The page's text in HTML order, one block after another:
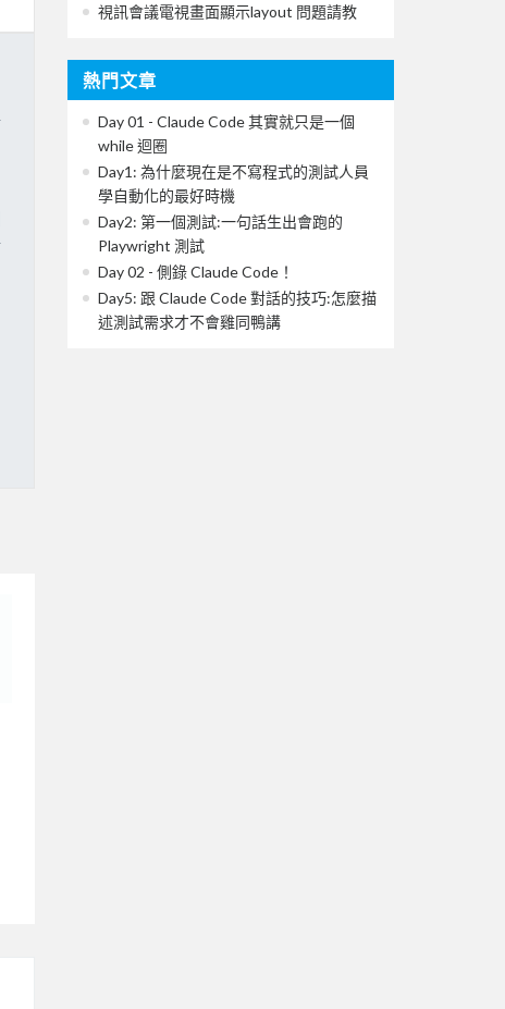
視訊會議電視畫面顯示layout 問題請教
熱門文章
Day 01 - Claude Code 其實就只是一個
while 迴圈
Day1: 為什麼現在是不寫程式的測試人員
學自動化的最好時機
Day2: 第一個測試:一句話生出會跑的
Playwright 測試
Day 02 - 側錄 Claude Code！
Day5: 跟 Claude Code 對話的技巧:怎麼描
述測試需求才不會雞同鴨講